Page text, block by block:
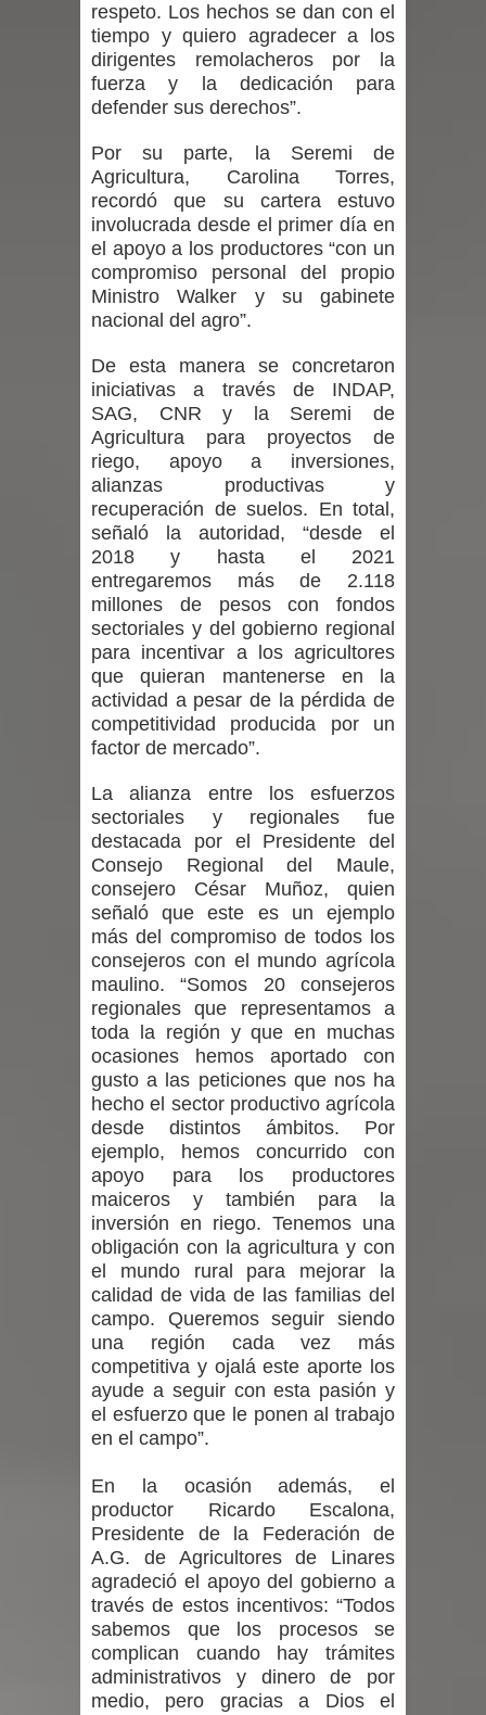
ramas cerca de carpas
Miles llegan a la Plaza de Armas de
Chancho 2026
Torneo de Asadores reúne a 13
equipos en la Fiesta del Chancho
2026 en Talca
reforzar medidas y consulta oportuna
Matrimonios Linarenses Celebraron
Bodas de Oro
Departamento Comunal de Salud de
Curicó desarrollará jornada de
vacunación contra la Influenza y otros
virus respiratorios
Empedrado desarrolló con éxito el
respeto. Los hechos se dan con el
tiempo y quiero agradecer a los
dirigentes remolacheros por la
fuerza y la dedicación para
defender sus derechos”.
Por su parte, la Seremi de
Agricultura, Carolina Torres,
recordó que su cartera estuvo
involucrada desde el primer día en
el apoyo a los productores “con un
compromiso personal del propio
Ministro Walker y su gabinete
nacional del agro”.
De esta manera se concretaron
iniciativas a través de INDAP,
SAG, CNR y la Seremi de
Agricultura para proyectos de
riego, apoyo a inversiones,
alianzas productivas y
recuperación de suelos. En total,
señaló la autoridad, “desde el
2018 y hasta el 2021
entregaremos más de 2.118
millones de pesos con fondos
sectoriales y del gobierno regional
para incentivar a los agricultores
que quieran mantenerse en la
actividad a pesar de la pérdida de
competitividad producida por un
factor de mercado”.
La alianza entre los esfuerzos
sectoriales y regionales fue
destacada por el Presidente del
Consejo Regional del Maule,
consejero César Muñoz, quien
señaló que este es un ejemplo
más del compromiso de todos los
consejeros con el mundo agrícola
maulino. “Somos 20 consejeros
regionales que representamos a
toda la región y que en muchas
ocasiones hemos aportado con
gusto a las peticiones que nos ha
hecho el sector productivo agrícola
desde distintos ámbitos. Por
ejemplo, hemos concurrido con
apoyo para los productores
maiceros y también para la
inversión en riego. Tenemos una
obligación con la agricultura y con
el mundo rural para mejorar la
calidad de vida de las familias del
campo. Queremos seguir siendo
una región cada vez más
competitiva y ojalá este aporte los
ayude a seguir con esta pasión y
el esfuerzo que le ponen al trabajo
en el campo”.
En la ocasión además, el
productor Ricardo Escalona,
Presidente de la Federación de
A.G. de Agricultores de Linares
agradeció el apoyo del gobierno a
través de estos incentivos: “Todos
sabemos que los procesos se
complican cuando hay trámites
administrativos y dinero de por
medio, pero gracias a Dios el